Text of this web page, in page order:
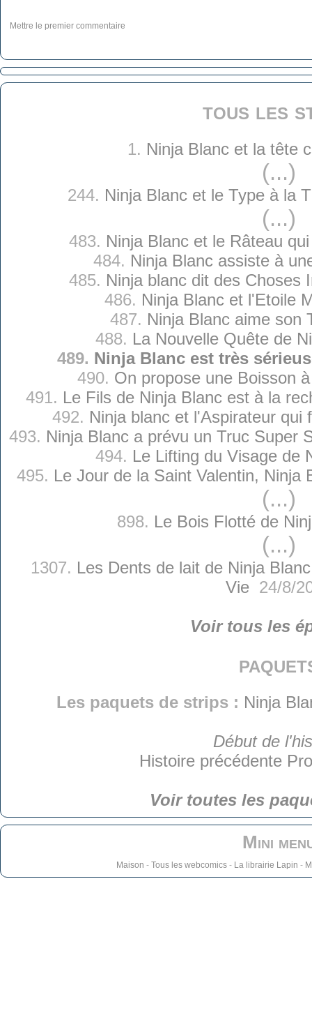
Mettre le premier commentaire
tous les
1. Ninja Blanc et la tête
(...)
244. Ninja Blanc et le Type à la
(...)
483. Ninja Blanc et le Râteau
484. Ninja Blanc assiste à
485. Ninja blanc dit des Choses
486. Ninja Blanc et l'Etoile
487. Ninja Blanc aime son
488. La Nouvelle Quête de
489. Ninja Blanc est très
490. On propose une Boisson
491. Le Fils de Ninja Blanc est à la
492. Ninja blanc et l'Aspirateur qui
493. Ninja Blanc a prévu un Truc Super
494. Le Lifting du Visage de
495. Le Jour de la Saint Valentin, Ninja
(...)
898. Le Bois Flotté de
(...)
1307. Les Dents de lait de Ninja
Vie24/8/
Voir tous les
Les paquets de strips : Ninja
Début de
Histoire précédente
Voir toutes les
Mini
Maison - Tous les webcomics- La librairie Lapin -